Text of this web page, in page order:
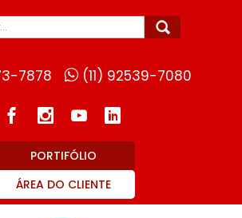
7878 (11) 92539-7080
PORTIFÓLIO
ÁREA DO CLIENTE